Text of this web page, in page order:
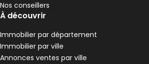
Nos conseillers
À découvrir
Immobilier par département
Immobilier par ville
Annonces ventes par ville